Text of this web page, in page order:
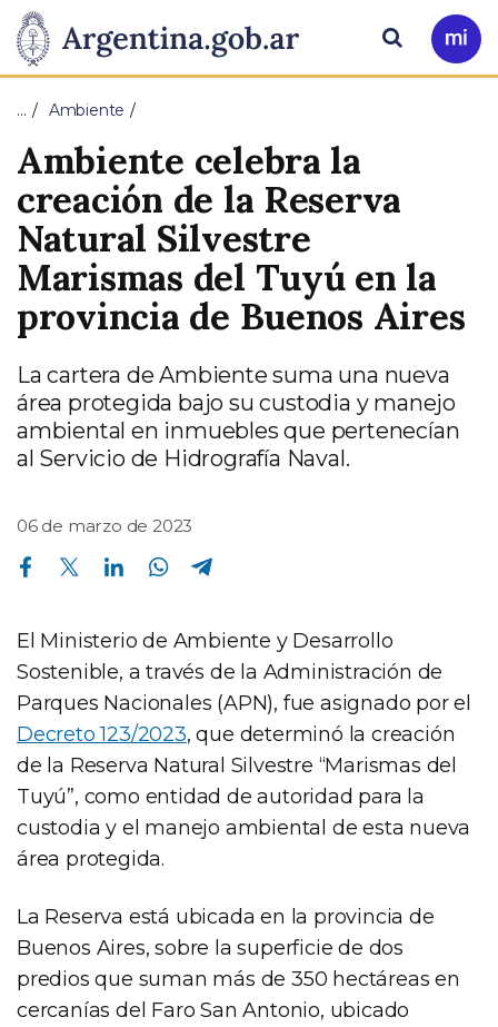
Presidencia
de
Nación
Pasar al contenido principal
Ir
a
Buscar
… Ambiente
Ambiente celebra la
creación de la Reserva
Natural Silvestre
Marismas del Tuyú en la
provincia de Buenos Aires
La cartera de Ambiente suma una nueva
área protegida bajo su custodia y manejo
ambiental en inmuebles que pertenecían
al Servicio de Hidrografía Naval.
06 de marzo de 2023
Compartir en Facebook Compartir en Twitter Compartir en Linkedin Compartir en Whatsapp
El Ministerio de Ambiente y Desarrollo
Sostenible, a través de la Administración de
Parques Nacionales (APN), fue asignado por el
Decreto 123/2023, que determinó la creación
de la Reserva Natural Silvestre “Marismas del
Tuyú”, como entidad de autoridad para la
custodia y el manejo ambiental de esta nueva
área protegida.
La Reserva está ubicada en la provincia de
Buenos Aires, sobre la superficie de dos
predios que suman más de 350 hectáreas en
cercanías del Faro San Antonio, ubicado